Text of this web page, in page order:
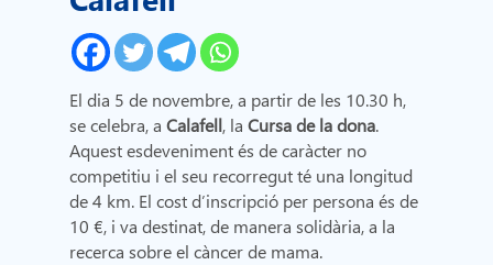
El dia 5 de novembre, a partir de les 10.30 h,
se celebra, aCalafell, laCursa de la dona.
Aquest esdeveniment és de caràcter no
competitiu i el seu recorregut té una longitud
de 4 km. El cost d’inscripció per persona és de
10 €, i va destinat, de manera solidària, a la
recerca sobre el càncer de mama.